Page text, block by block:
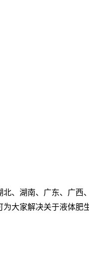
、湖南、广东、广西
大家解决关于液体肥